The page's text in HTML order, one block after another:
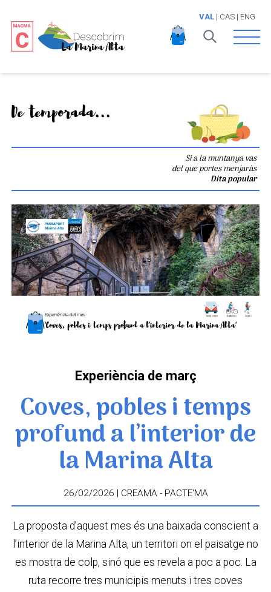
VAL| CAS| ENG
Open
De temporada...
Si a la muntanya vas
del que portes menjaràs
Dita popular
Experiència de març
Coves, pobles i temps
profund a l’interior de
la Marina Alta
26/02/2026 | CREAMA - PACTE'MA
La proposta d’aquest mes és una baixada conscient a
l’interior de la Marina Alta, un territori on el paisatge no
es mostra de colp, sinó que es revela a poc a poc. La
ruta recorre tres municipis menuts i tres coves